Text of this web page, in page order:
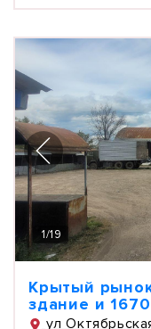
1/19
Крытый
здание и
ул